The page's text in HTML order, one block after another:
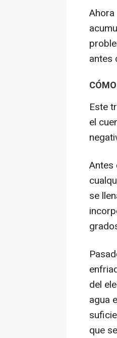
antes
Este
el
Antes
se
del
agua
que